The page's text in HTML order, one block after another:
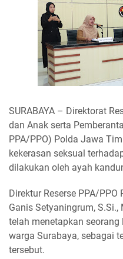
SURABAYA – Direktorat
dan Anak serta
PPA/PPO) Polda Jawa
kekerasan seksual
dilakukan oleh ayah
Direktur Reserse PPA/
Ganis Setyaningrum,
telah menetapkan
warga Surabaya, sebagai
tersebut.